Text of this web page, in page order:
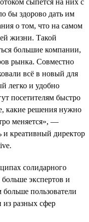
бы здорово дать им
о том, что на самом
жизни. Такой
большие компании,
рынка. Совместно
всё в новый для
легко и удобно
посетителям быстро
какие решения нужно
меняется», —
креативный директор
солидарного
экспертов и
больше пользователи
разных сфер